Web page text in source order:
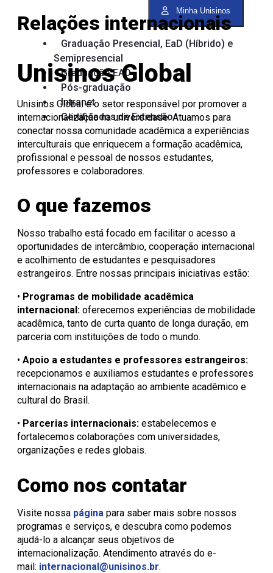
Minha Unisinos
Graduação Presencial, EaD (Híbrido) e
Semipresencial
Graduação EAD
Pós-graduação
Intranet
Certificados de Extensão
Porto Alegre
São Leopoldo
Informática
Editora Unisinos
Fundação Urbano
Consulta Lista de
Diplomas
Docência
PIBID
Residência
Pedagógica
Editais
Residência
Pedagógica
Apresentação
Comissão
no Uso de
Animais
Comitê
de Ética
em
Pesquisa
Apresentação
ISO 14001
SGA Unisinos
Relatórios e
Certificações
Comunicação
Ambiental
Procedimentos
Instruções
operacionais
Relações internacionais
Unisinos Global
Unisinos Global é o setor responsável por promover a
internacionalização na universidade. Atuamos para
conectar nossa comunidade acadêmica a experiências
interculturais que enriquecem a formação acadêmica,
profissional e pessoal de nossos estudantes,
professores e colaboradores.
O que fazemos
Nosso trabalho está focado em facilitar o acesso a
oportunidades de intercâmbio, cooperação internacional
e acolhimento de estudantes e pesquisadores
estrangeiros. Entre nossas principais iniciativas estão:
• Programas de mobilidade acadêmica
internacional: oferecemos experiências de mobilidade
acadêmica, tanto de curta quanto de longa duração, em
parceria com instituições de todo o mundo.
• Apoio a estudantes e professores estrangeiros:
recepcionamos e auxiliamos estudantes e professores
internacionais na adaptação ao ambiente acadêmico e
cultural do Brasil.
• Parcerias internacionais: estabelecemos e
fortalecemos colaborações com universidades,
organizações e redes globais.
Como nos contatar
Visite nossa página para saber mais sobre nossos
programas e serviços, e descubra como podemos
ajudá-lo a alcançar seus objetivos de
internacionalização. Atendimento através do e-
mail: internacional@unisinos.br.